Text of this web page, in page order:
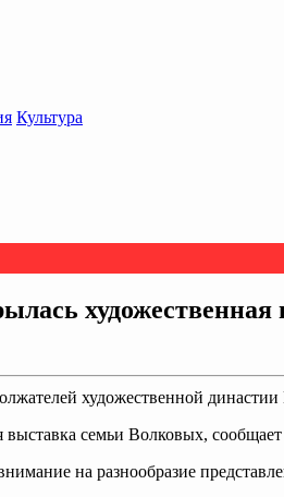
Культура
художественной
семьи Волковых, сообщает
на разнообразие